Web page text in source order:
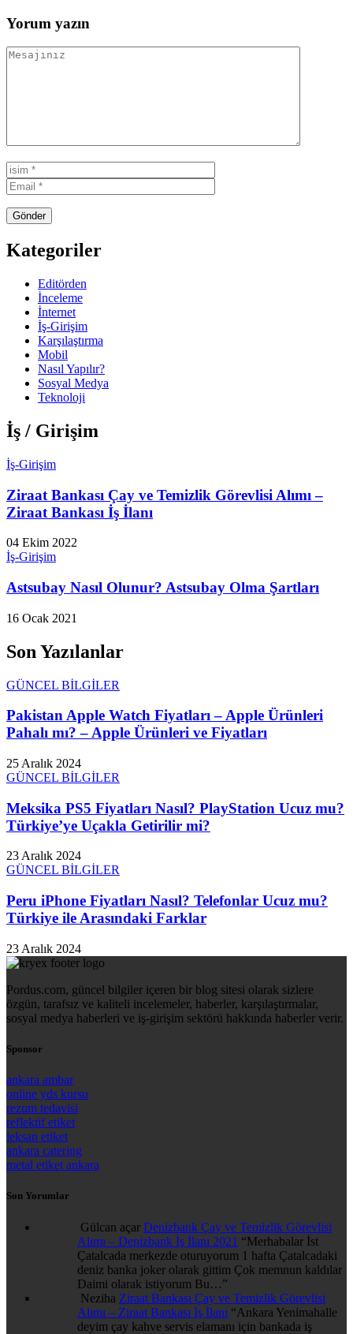
Yorum yazın
Kategoriler
Editörden
İnceleme
İnternet
İş-Girişim
Karşılaştırma
Mobil
Nasıl Yapılır?
Sosyal Medya
Teknoloji
İş / Girişim
İş-Girişim
Ziraat Bankası Çay ve Temizlik Görevlisi Alımı –
Ziraat Bankası İş İlanı
04 Ekim 2022
İş-Girişim
Astsubay Nasıl Olunur? Astsubay Olma Şartları
16 Ocak 2021
Son Yazılanlar
GÜNCEL BİLGİLER
Pakistan Apple Watch Fiyatları – Apple Ürünleri
Pahalı mı? – Apple Ürünleri ve Fiyatları
25 Aralık 2024
GÜNCEL BİLGİLER
Meksika PS5 Fiyatları Nasıl? PlayStation Ucuz mu?
Türkiye’ye Uçakla Getirilir mi?
23 Aralık 2024
GÜNCEL BİLGİLER
Peru iPhone Fiyatları Nasıl? Telefonlar Ucuz mu?
Türkiye ile Arasındaki Farklar
23 Aralık 2024
Pordus.com, güncel bilgiler içeren bir blog sitesi olarak sizlere
özgün, tarafsız ve kaliteli incelemeler, haberler, karşılaştırmalar,
sosyal medya haberleri ve iş-girişim sektörü hakkında haberler verir.
Sponsor
ankara ambar
online yds kursu
rezum tedavisi
reflektif etiket
leksan etiket
ankara catering
metal etiket ankara
Son Yorumlar
Gülcan açar Denizbank Çay ve Temizlik Görevlisi
Alımı – Denizbank İş İlanı 2021 “Merhabalar İst
Çatalcada merkezde oturuyorum 1 hafta Çatalcadaki
deniz banka joker olarak gittim Çok memnun kaldılar
Daimi olarak istiyorum Bu…”
Neziha Ziraat Bankası Çay ve Temizlik Görevlisi
Alımı – Ziraat Bankası İş İlanı “Ankara Yenimahalle
deyim çay kahve servis elamanı için bankada iş